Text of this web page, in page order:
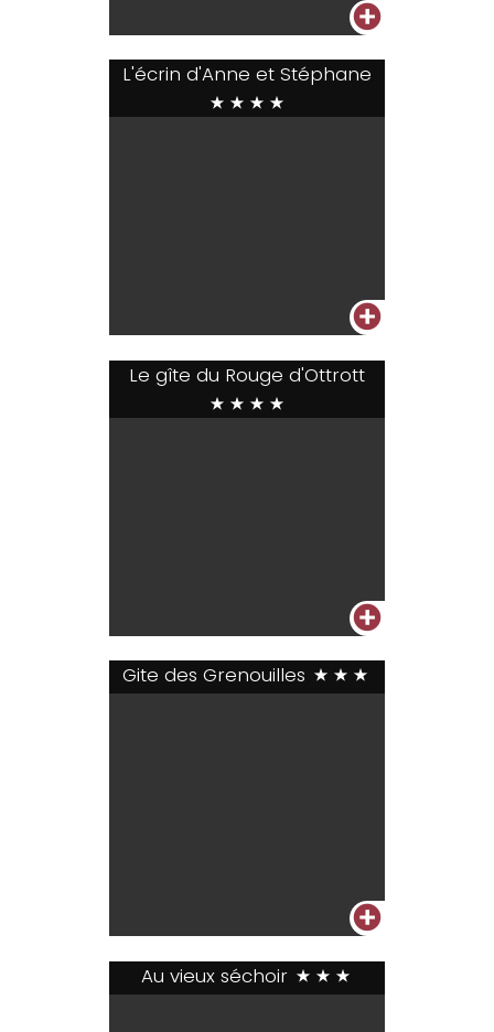
+
L'écrin d'Anne et Stéphane
****
+
Le gîte du Rouge d'Ottrott
****
+
Gite des Grenouilles ***
+
Au vieux séchoir ***